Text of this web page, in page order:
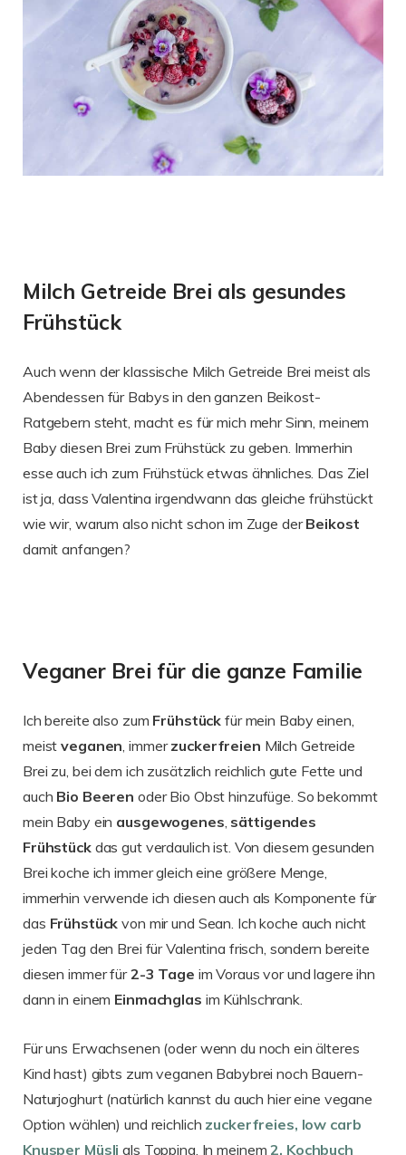
Milch Getreide Brei als gesundes
Frühstück
Auch wenn der klassische Milch Getreide Brei meist als
Abendessen für Babys in den ganzen Beikost-
Ratgebern steht, macht es für mich mehr Sinn, meinem
Baby diesen Brei zum Frühstück zu geben. Immerhin
esse auch ich zum Frühstück etwas ähnliches. Das Ziel
ist ja, dass Valentina irgendwann das gleiche frühstückt
wie wir, warum also nicht schon im Zuge derBeikost
damit anfangen?
Veganer Brei für die ganze Familie
Ich bereite also zum Frühstück für mein Baby einen,
meistveganen , immerzuckerfreien Milch Getreide
Brei zu, bei dem ich zusätzlich reichlich gute Fette und
auch Bio Beeren oder Bio Obst hinzufüge. So bekommt
mein Baby ein ausgewogenes sättigendes
Frühstückdas gut verdaulich ist. Von diesem gesunden
Brei koche ich immer gleich eine größere Menge,
immerhin verwende ich diesen auch als Komponente für
das Frühstück von mir und Sean. Ich koche auch nicht
jeden Tag den Brei für Valentina frisch, sondern bereite
diesen immer für2-3 Tage im Voraus vor und lagere ihn
dann in einem Einmachglas im Kühlschrank.
Für uns Erwachsenen (oder wenn du noch ein älteres
Kind hast) gibts zum veganen Babybrei noch Bauern-
Naturjoghurt (natürlich kannst du auch hier eine vegane
Option wählen) und reichlich zuckerfreies, low carb
Knusper Müsli als Topping. In meinem2. Kochbuch